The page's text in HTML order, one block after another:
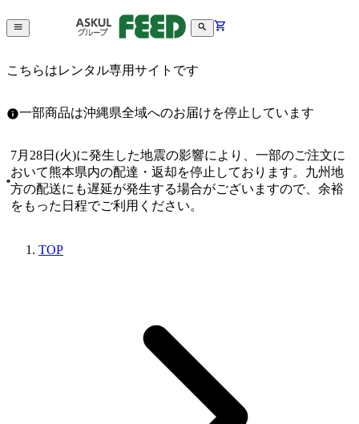
こちらはレンタル専用サイトです
一部商品は沖縄県全域へのお届けを停止しています
7月28日(火)に発生した地震の影響により、一部のご注文に
おいて熊本県内の配達・返却を停止しております。九州地
方の配送にも遅延が発生する場合がございますので、余裕
をもった日程でご利用ください。
TOP